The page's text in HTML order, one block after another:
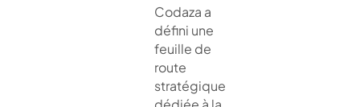
Codaza a
défini une
feuille de
route
stratégique